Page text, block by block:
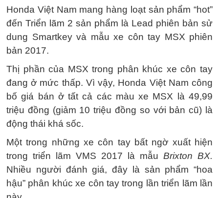
Honda Việt Nam mang hàng loạt sản phẩm “hot”
đến Triển lãm 2 sản phẩm là Lead phiên bản sử
dung Smartkey và mẫu xe côn tay MSX phiên
bản 2017.
Thị phần của MSX trong phân khúc xe côn tay
đang ở mức thấp. Vì vậy, Honda Việt Nam công
bố giá bán ở tất cả các màu xe MSX là 49,99
triệu đồng (giảm 10 triệu đồng so với bản cũ) là
động thái khá sốc.
Một trong những xe côn tay bất ngờ xuất hiện
trong triển lãm VMS 2017 là mẫu Brixton BX.
Nhiều người đánh giá, đây là sản phẩm “hoa
hậu” phân khúc xe côn tay trong lần triển lãm lần